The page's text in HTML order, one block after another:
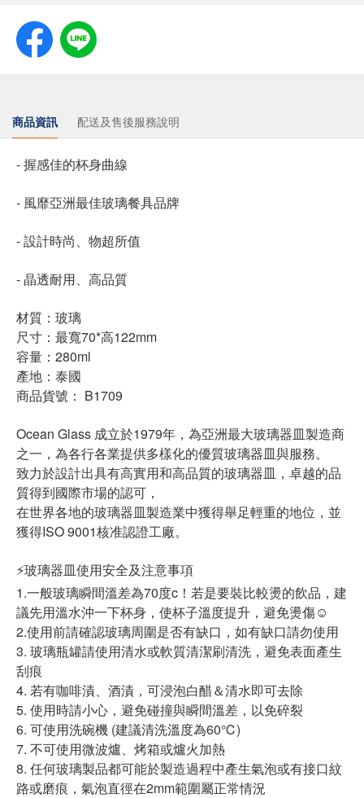
商品資訊 配送及售後服務說明
- 握感佳的杯身曲線
- 風靡亞洲最佳玻璃餐具品牌
- 設計時尚、物超所值
- 晶透耐用、高品質
材質：玻璃
尺寸：最寬70*高122mm
容量：280ml
產地：泰國
商品貨號： B1709
Ocean Glass 成立於1979年，為亞洲最大玻璃器皿製造商
之一，為各行各業提供多樣化的優質玻璃器皿與服務。
致力於設計出具有高實用和高品質的玻璃器皿，卓越的品
質得到國際市場的認可，
在世界各地的玻璃器皿製造業中獲得舉足輕重的地位，並
獲得ISO 9001核准認證工廠。
⚡️玻璃器皿使用安全及注意事項
1.一般玻璃瞬間溫差為70度c！若是要裝比較燙的飲品，建
議先用溫水沖一下杯身，使杯子溫度提升，避免燙傷☺
2.使用前請確認玻璃周圍是否有缺口，如有缺口請勿使用
3. 玻璃瓶罐請使用清水或軟質清潔刷清洗，避免表面產生
刮痕
4. 若有咖啡漬、酒漬，可浸泡白醋＆清水即可去除
5. 使用時請小心，避免碰撞與瞬間溫差，以免碎裂
6. 可使用洗碗機 (建議清洗溫度為60℃)
7. 不可使用微波爐、烤箱或爐火加熱
8. 任何玻璃製品都可能於製造過程中產生氣泡或有接口紋
路或磨痕，氣泡直徑在2mm範圍屬正常情況